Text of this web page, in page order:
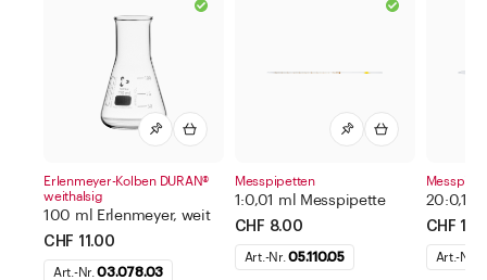
Erlenmeyer-Kolben DURAN®
weithalsig
100 ml Erlenmeyer, weit
CHF 11.00
Art.-Nr.03.078.03
Messpipetten
1:0,01 ml Messpipette
CHF 8.00
Art.-Nr.05.110.05
20:0,1
CHF
Art.-Nr.